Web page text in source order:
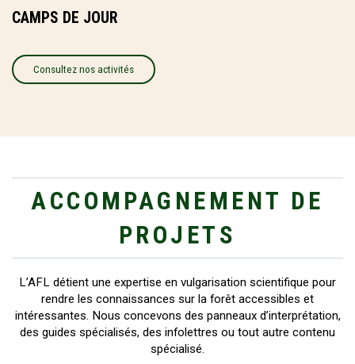
CAMPS DE JOUR
Consultez nos activités
ACCOMPAGNEMENT DE
PROJETS
L’AFL détient une expertise en vulgarisation scientifique pour
rendre les connaissances sur la forêt accessibles et
intéressantes. Nous concevons des panneaux d’interprétation,
des guides spécialisés, des infolettres ou tout autre contenu
spécialisé.